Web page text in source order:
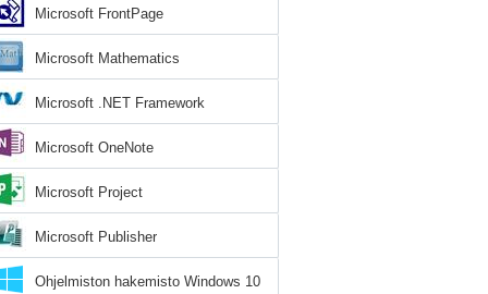
Microsoft FrontPage
Microsoft Mathematics
Microsoft .NET Framework
Microsoft OneNote
Microsoft Project
Microsoft Publisher
Ohjelmiston hakemisto Windows 10